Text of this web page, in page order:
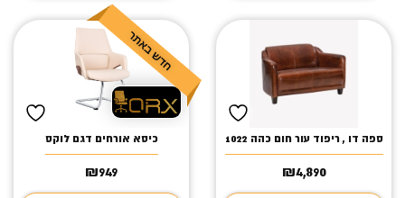
ספה דו , ריפוד עור חום כהה 1022
₪4,890
כיסא אורחים דגם לוקס
₪949